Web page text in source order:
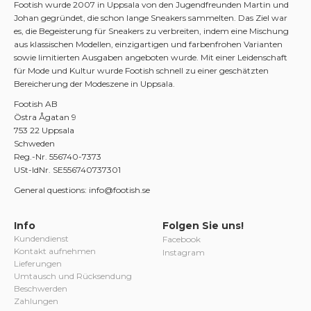
Footish wurde 2007 in Uppsala von den Jugendfreunden Martin und
Johan gegründet, die schon lange Sneakers sammelten. Das Ziel war
es, die Begeisterung für Sneakers zu verbreiten, indem eine Mischung
aus klassischen Modellen, einzigartigen und farbenfrohen Varianten
sowie limitierten Ausgaben angeboten wurde. Mit einer Leidenschaft
für Mode und Kultur wurde Footish schnell zu einer geschätzten
Bereicherung der Modeszene in Uppsala.
Footish AB
Östra Ågatan 9
753 22 Uppsala
Schweden
Reg.-Nr. 556740-7373
USt-IdNr. SE556740737301
General questions: info@footish.se
Info
Kundendienst
Kontakt aufnehmen
Lieferungen
Umtausch und Rücksendung
Beschwerden
Zahlungen
Folgen Sie uns!
Facebook
Instagram